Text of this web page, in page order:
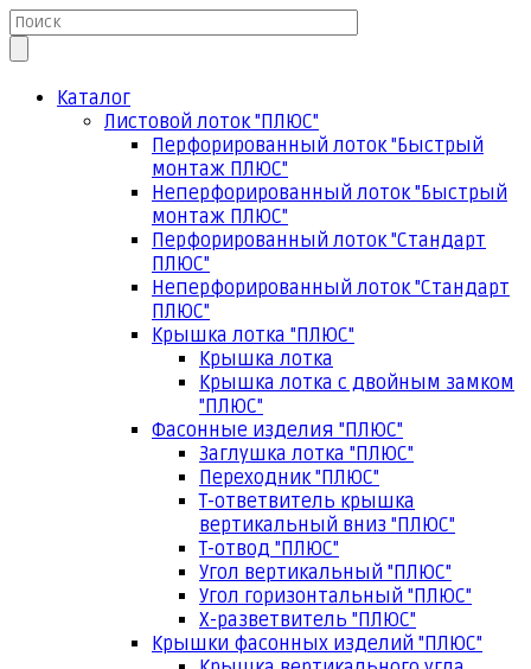
Каталог
Листовой лоток "ПЛЮС"
Перфорированный лоток "Быстрый
монтаж ПЛЮС"
Неперфорированный лоток "Быстрый
монтаж ПЛЮС"
Перфорированный лоток "Стандарт
ПЛЮС"
Неперфорированный лоток "Стандарт
ПЛЮС"
Крышка лотка "ПЛЮС"
Крышка лотка
Крышка лотка с двойным замком
"ПЛЮС"
Фасонные изделия "ПЛЮС"
Заглушка лотка "ПЛЮС"
Переходник "ПЛЮС"
Т-ответвитель крышка
вертикальный вниз "ПЛЮС"
Т-отвод "ПЛЮС"
Угол вертикальный "ПЛЮС"
Угол горизонтальный "ПЛЮС"
Х-разветвитель "ПЛЮС"
Крышки фасонных изделий "ПЛЮС"